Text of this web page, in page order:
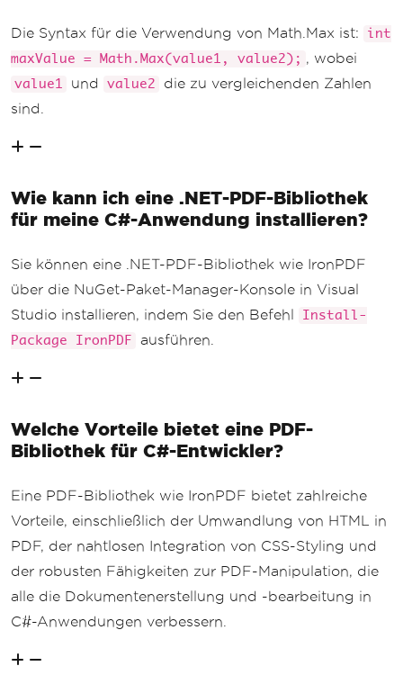
Die Syntax für die Verwendung von Math.Max ist:
int
maxValue = Math.Max(value1, value2); , wobei
value1 und value2
die zu vergleichenden Zahlen
sind.
Wie kann ich eine .NET-PDF-Bibliothek
für meine C#-Anwendung installieren?
Sie können eine .NET-PDF-Bibliothek wie IronPDF
über die NuGet-Paket-Manager-Konsole in Visual
Studio installieren, indem Sie den Befehl
Install-
Package IronPDF
ausführen.
Welche Vorteile bietet eine PDF-
Bibliothek für C#-Entwickler?
Eine PDF-Bibliothek wie IronPDF bietet zahlreiche
Vorteile, einschließlich der Umwandlung von HTML in
PDF, der nahtlosen Integration von CSS-Styling und
der robusten Fähigkeiten zur PDF-Manipulation, die
alle die Dokumentenerstellung und -bearbeitung in
C#-Anwendungen verbessern.